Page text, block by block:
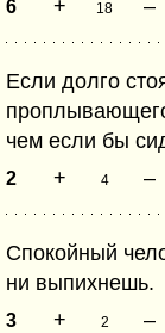
6 + 18 –
Если долго
чем если бы
2 + 4 –
Спокойный
ни выпихнешь.
3 + 2 –